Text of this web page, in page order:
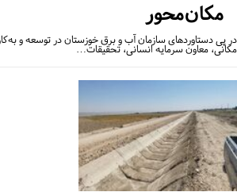
مکان‌محور
پی دستاوردهای سازمان آب و برق خوزستان در توسعه و
معاون سرمایه انسانی، تحقیقات…